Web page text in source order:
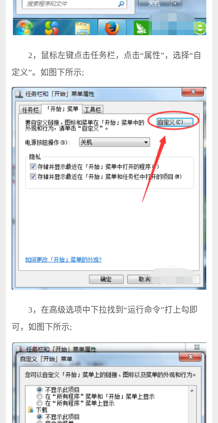
2，鼠标左键点击任务栏，点击“属性”，选择“自
定义”。如图下所示;
3，在高级选项中下拉找到“运行命令”打上勾即
可，如图下所示;